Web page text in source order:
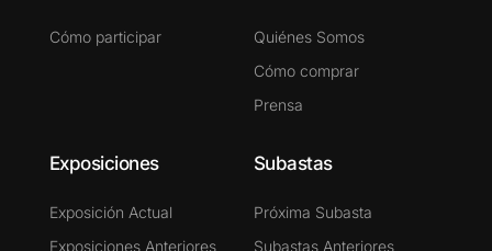
Cómo participar
Quiénes Somos
Cómo comprar
Prensa
Exposiciones
Exposición Actual
Exposiciones Anteriores
Subastas
Próxima Subasta
Subastas Anteriores